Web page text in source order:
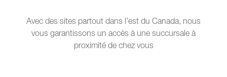
Avec des sites partout dans l’est du Canada, nous
vous garantissons un accès à une succursale à
proximité de chez vous